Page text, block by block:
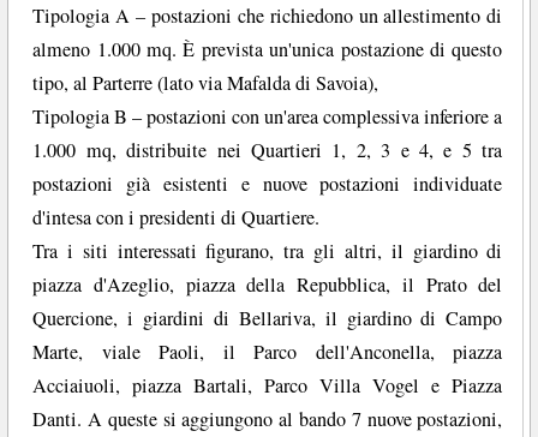
Tipologia A – postazioni che richiedono un allestimento di
almeno 1.000 mq. È prevista un'unica postazione di questo
tipo, al Parterre (lato via Mafalda di Savoia),
Tipologia B – postazioni con un'area complessiva inferiore a
1.000 mq, distribuite nei Quartieri 1, 2, 3 e 4, e 5 tra
postazioni già esistenti e nuove postazioni individuate
d'intesa con i presidenti di Quartiere.
Tra i siti interessati figurano, tra gli altri, il giardino di
piazza d'Azeglio, piazza della Repubblica, il Prato del
Quercione, i giardini di Bellariva, il giardino di Campo
Marte, viale Paoli, il Parco dell'Anconella, piazza
Acciaiuoli, piazza Bartali, Parco Villa Vogel e Piazza
Danti. A queste si aggiungono al bando 7 nuove postazioni,